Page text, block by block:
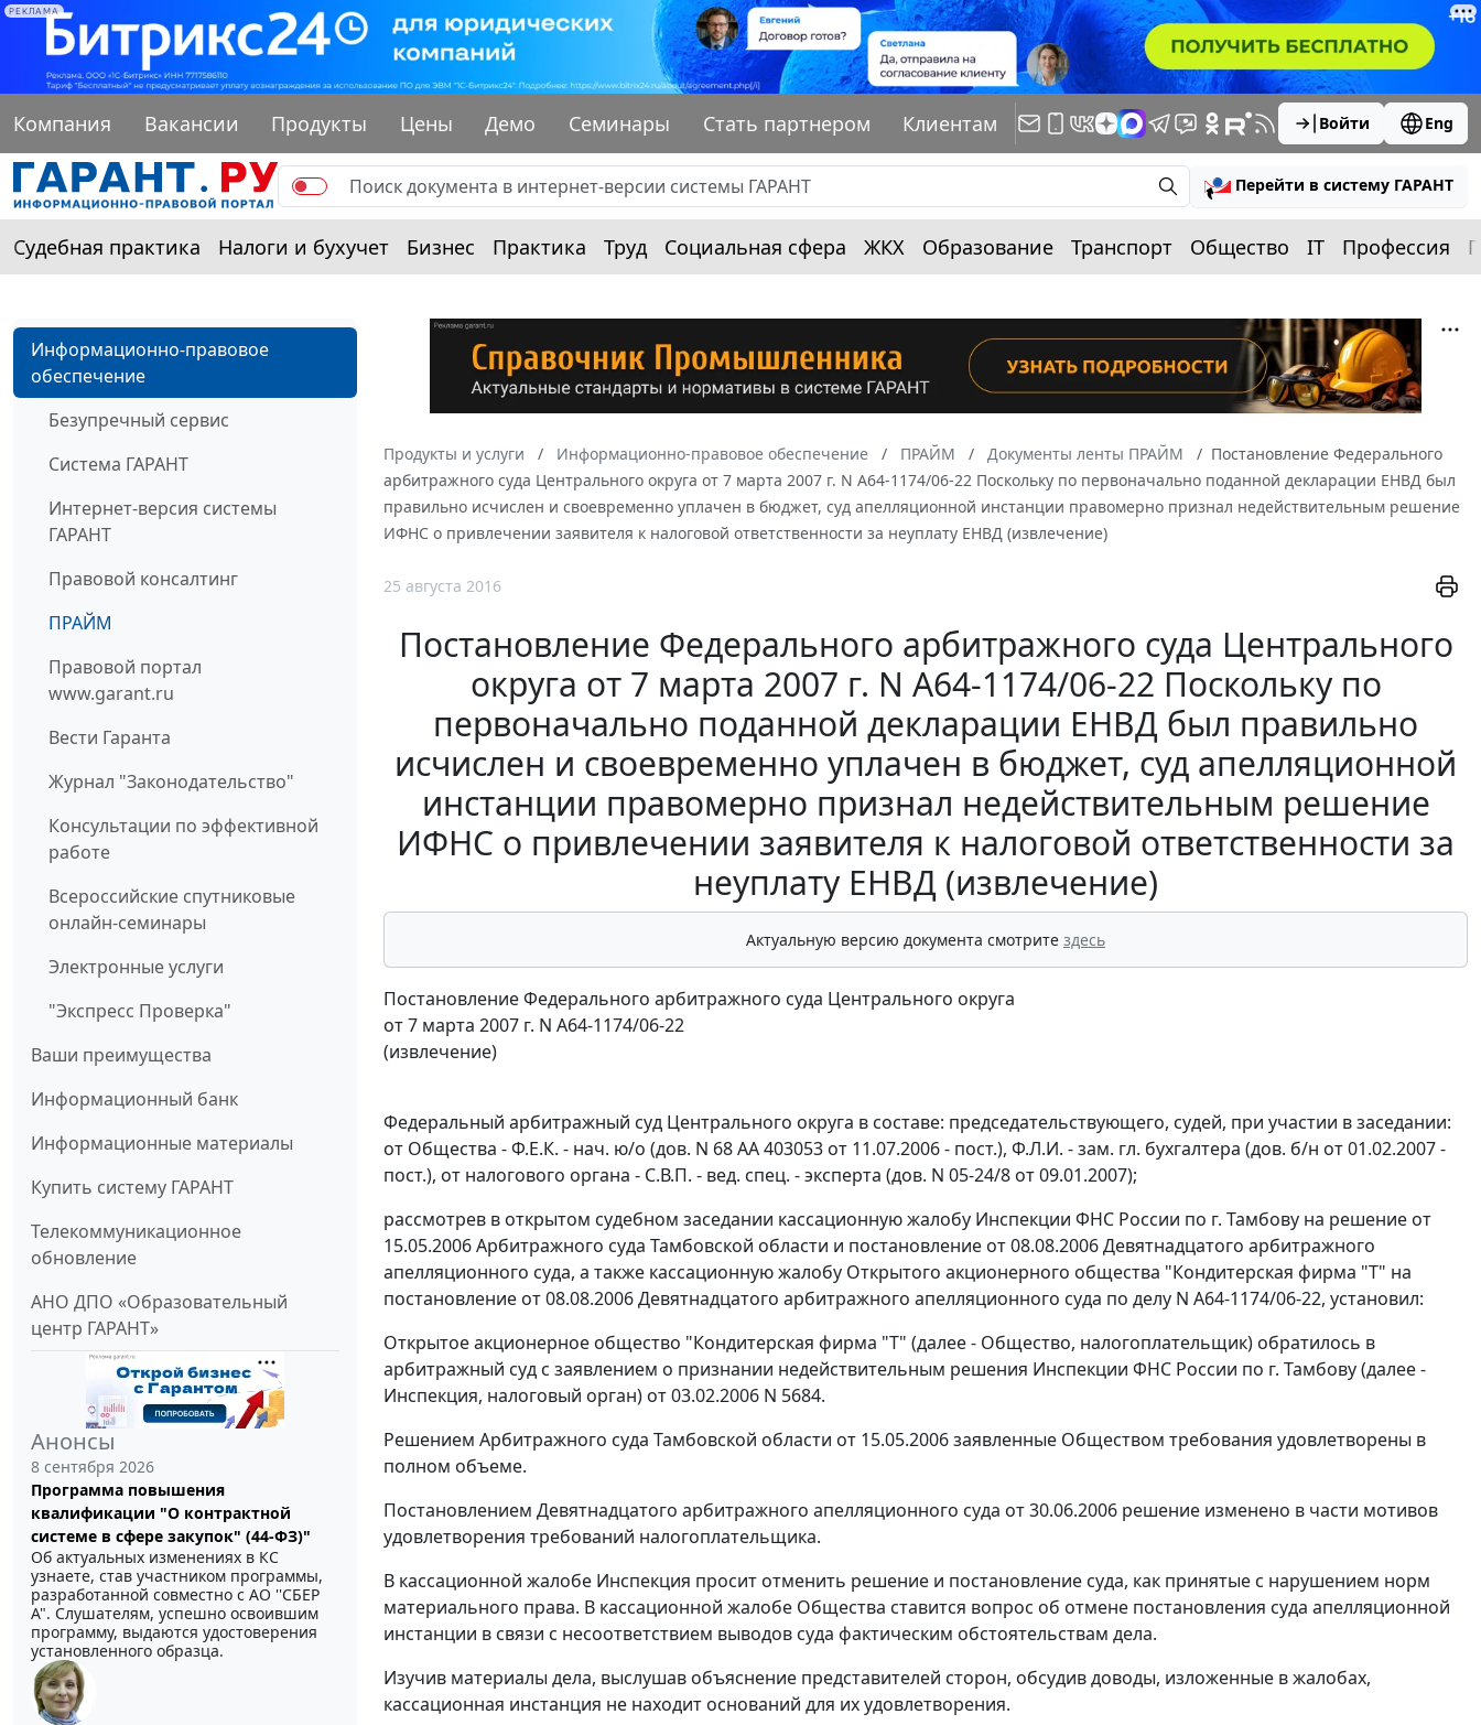
РЕКЛАМА
Компания Вакансии Продукты Цены Демо Семинары Стать партнером Клиентам Войти Eng
Перейти в систему ГАРАНТ
Судебная практика Налоги и бухучет Бизнес Практика Труд Социальная сфера ЖКХ Образование Транспорт Общество IT Профессия
Информационно-правовое
обеспечение
Безупречный сервис
Система ГАРАНТ
Интернет-версия системы
ГАРАНТ
Правовой консалтинг
ПРАЙМ
Правовой портал
www.garant.ru
Вести Гаранта
Журнал "Законодательство"
Консультации по эффективной
работе
Всероссийские спутниковые
онлайн-семинары
Электронные услуги
"Экспресс Проверка"
Ваши преимущества
Информационный банк
Информационные материалы
Купить систему ГАРАНТ
Телекоммуникационное
обновление
АНО ДПО «Образовательный
центр ГАРАНТ»
Анонсы
8 сентября 2026
Программа повышения
квалификации "О контрактной
системе в сфере закупок" (44-ФЗ)"
Об актуальных изменениях в КС
узнаете, став участником программы,
разработанной совместно с АО ''СБЕР
А". Слушателям, успешно освоившим
программу, выдаются удостоверения
установленного образца.
Продукты и услуги Информационно-правовое обеспечение ПРАЙМ Документы ленты ПРАЙМ
Постановление Федерального
арбитражного суда Центрального округа от 7 марта 2007 г. N А64-1174/06-22 Поскольку по первоначально поданной декларации ЕНВД был
правильно исчислен и своевременно уплачен в бюджет, суд апелляционной инстанции правомерно признал недействительным решение
ИФНС о привлечении заявителя к налоговой ответственности за неуплату ЕНВД (извлечение)
25 августа 2016
Постановление Федерального арбитражного суда Центрального
округа от 7 марта 2007 г. N А64-1174/06-22 Поскольку по
первоначально поданной декларации ЕНВД был правильно
исчислен и своевременно уплачен в бюджет, суд апелляционной
инстанции правомерно признал недействительным решение
ИФНС о привлечении заявителя к налоговой ответственности за
неуплату ЕНВД (извлечение)
Актуальную версию документа смотрите здесь
Постановление Федерального арбитражного суда Центрального округа
от 7 марта 2007 г. N А64-1174/06-22
(извлечение)
Федеральный арбитражный суд Центрального округа в составе: председательствующего, судей, при участии в заседании:
от Общества - Ф.Е.К. - нач. ю/о (дов. N 68 АА 403053 от 11.07.2006 - пост.), Ф.Л.И. - зам. гл. бухгалтера (дов. б/н от 01.02.2007 -
пост.), от налогового органа - С.В.П. - вед. спец. - эксперта (дов. N 05-24/8 от 09.01.2007);
рассмотрев в открытом судебном заседании кассационную жалобу Инспекции ФНС России по г. Тамбову на решение от
15.05.2006 Арбитражного суда Тамбовской области и постановление от 08.08.2006 Девятнадцатого арбитражного
апелляционного суда, а также кассационную жалобу Открытого акционерного общества "Кондитерская фирма "Т" на
постановление от 08.08.2006 Девятнадцатого арбитражного апелляционного суда по делу N А64-1174/06-22, установил:
Открытое акционерное общество "Кондитерская фирма "Т" (далее - Общество, налогоплательщик) обратилось в
арбитражный суд с заявлением о признании недействительным решения Инспекции ФНС России по г. Тамбову (далее -
Инспекция, налоговый орган) от 03.02.2006 N 5684.
Решением Арбитражного суда Тамбовской области от 15.05.2006 заявленные Обществом требования удовлетворены в
полном объеме.
Постановлением Девятнадцатого арбитражного апелляционного суда от 30.06.2006 решение изменено в части мотивов
удовлетворения требований налогоплательщика.
В кассационной жалобе Инспекция просит отменить решение и постановление суда, как принятые с нарушением норм
материального права. В кассационной жалобе Общества ставится вопрос об отмене постановления суда апелляционной
инстанции в связи с несоответствием выводов суда фактическим обстоятельствам дела.
Изучив материалы дела, выслушав объяснение представителей сторон, обсудив доводы, изложенные в жалобах,
кассационная инстанция не находит оснований для их удовлетворения.